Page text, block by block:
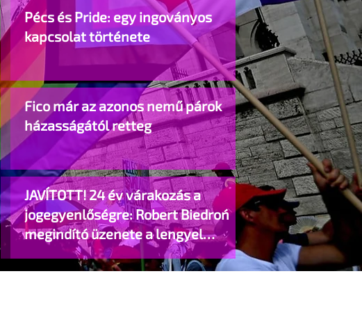
Pécs és Pride: egy ingoványos
kapcsolat története
Fico már az azonos nemű párok
házasságától retteg
JAVÍTOTT! 24 év várakozás a
jogegyenlőségre: Robert Biedroń
megindító üzenete a lengyel
bejegyzett élettársi kapcsolatokért